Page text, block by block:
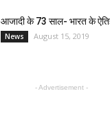
आजादी के 73 साल- भारत के
News August 15, 2019
- Advertisement -